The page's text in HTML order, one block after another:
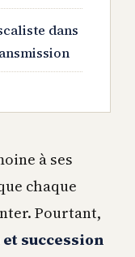
dans
à ses
chaque
Pourtant,
succession